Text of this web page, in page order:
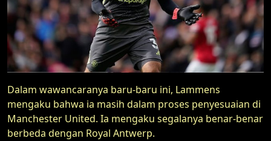
Dalam wawancaranya baru-baru ini, Lammens
mengaku bahwa ia masih dalam proses penyesuaian di
Manchester United. Ia mengaku segalanya benar-benar
berbeda dengan Royal Antwerp.